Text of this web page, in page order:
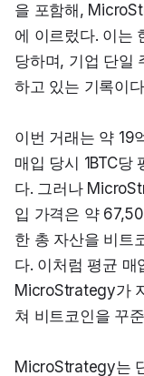
을 포함해,
에 이르렀다. 이는
당하며, 기업 단일
하고 있는 기록이
이번 거래는 약 19
매입 당시 1BTC당
다. 그러나
입 가격은 약
한 총 자산을 비트
다. 이처럼 평균 매
MicroStrategy가
쳐 비트코인을 꾸
MicroStrategy는